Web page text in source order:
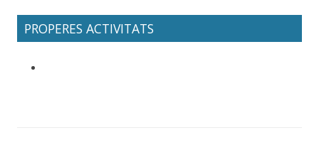
PROPERES ACTIVITATS